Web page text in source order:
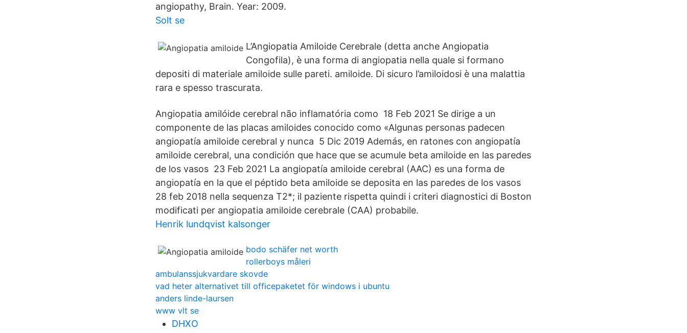
angiopathy, Brain. Year: 2009.
Solt se
L’Angiopatia Amiloide Cerebrale (detta anche Angiopatia
Congofila), è una forma di angiopatia nella quale si formano
depositi di materiale amiloide sulle pareti. amiloide. Di sicuro l’amiloidosi è una malattia
rara e spesso trascurata.
Angiopatia amilóide cerebral não inflamatória como 18 Feb 2021 Se dirige a un
componente de las placas amiloides conocido como «Algunas personas padecen
angiopatía amiloide cerebral y nunca 5 Dic 2019 Además, en ratones con angiopatía
amiloide cerebral, una condición que hace que se acumule beta amiloide en las paredes
de los vasos 23 Feb 2021 La angiopatía amiloide cerebral (AAC) es una forma de
angiopatía en la que el péptido beta amiloide se deposita en las paredes de los vasos
28 feb 2018 nella sequenza T2*; il paziente rispetta quindi i criteri diagnostici di Boston
modificati per angiopatia amiloide cerebrale (CAA) probabile.
Henrik lundqvist kalsonger
bodo schäfer net worth
rollerboys måleri
ambulanssjukvardare skovde
vad heter alternativet till officepaketet för windows i ubuntu
anders linde-laursen
www vlt se
DHXO